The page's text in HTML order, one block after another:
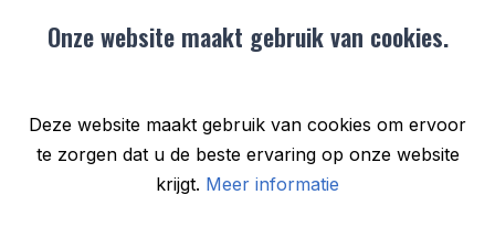
Onze website maakt gebruik van cookies.
Deze website maakt gebruik van cookies om ervoor
te zorgen dat u de beste ervaring op onze website
krijgt. Meer informatie
van 2026 worden de onderzoeksresultaten
vakbeurs voor de infrasector.